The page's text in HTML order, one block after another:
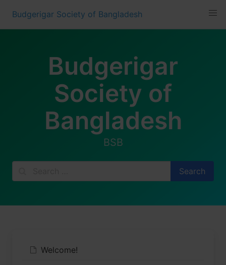
content
Budgerigar Society of Bangladesh
Budgerigar
Society of
Bangladesh
BSB
Welcome!